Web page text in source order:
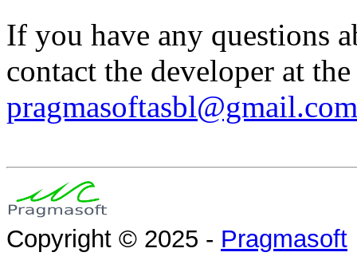
If you have any questions
contact the developer at
pragmasoftasbl@gmail.com
Copyright © 2025 - Pragmasoft